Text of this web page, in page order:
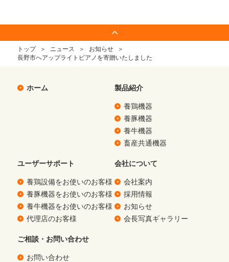
トップ ニュース
お知らせ
長野市へアップライトピアノを寄贈いたしました
ホーム 製品紹介
養鶏機器
養豚機器
養牛機器
畜産共通機器
ユーザーサポート
養鶏設備をお使いのお客様
養豚機器をお使いのお客様
養牛機器をお使いのお客様
代理店のお客様
会社について
会社案内
採用情報
お知らせ
会長写真ギャラリー
ご相談・お問い合わせ
お問い合わせ